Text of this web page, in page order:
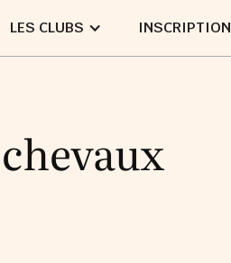
LES CLUBS INSCRIPTION